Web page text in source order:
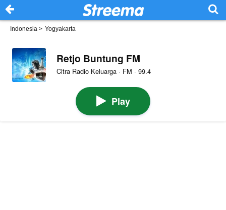
Indonesia > Yogyakarta
Retjo Buntung FM
Citra Radio Keluarga · FM · 99.4
Play